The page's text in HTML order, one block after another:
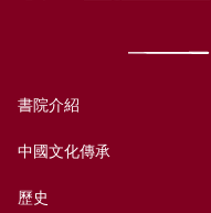
書院介紹
中國文化傳承
歷史